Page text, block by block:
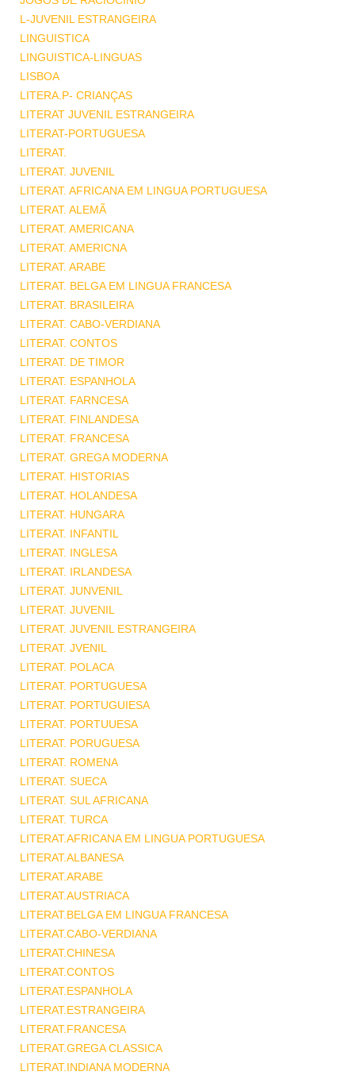
L-JUVENIL ESTRANGEIRA
LINGUISTICA
LINGUISTICA-LINGUAS
LISBOA
LITERA.P- CRIANÇAS
LITERAT JUVENIL ESTRANGEIRA
LITERAT-PORTUGUESA
LITERAT.
LITERAT. JUVENIL
LITERAT. AFRICANA EM LINGUA PORTUGUESA
LITERAT. ALEMÃ
LITERAT. AMERICANA
LITERAT. AMERICNA
LITERAT. ARABE
LITERAT. BELGA EM LINGUA FRANCESA
LITERAT. BRASILEIRA
LITERAT. CABO-VERDIANA
LITERAT. CONTOS
LITERAT. DE TIMOR
LITERAT. ESPANHOLA
LITERAT. FARNCESA
LITERAT. FINLANDESA
LITERAT. FRANCESA
LITERAT. GREGA MODERNA
LITERAT. HISTORIAS
LITERAT. HOLANDESA
LITERAT. HUNGARA
LITERAT. INFANTIL
LITERAT. INGLESA
LITERAT. IRLANDESA
LITERAT. JUNVENIL
LITERAT. JUVENIL
LITERAT. JUVENIL ESTRANGEIRA
LITERAT. JVENIL
LITERAT. POLACA
LITERAT. PORTUGUESA
LITERAT. PORTUGUIESA
LITERAT. PORTUUESA
LITERAT. PORUGUESA
LITERAT. ROMENA
LITERAT. SUECA
LITERAT. SUL AFRICANA
LITERAT. TURCA
LITERAT.AFRICANA EM LINGUA PORTUGUESA
LITERAT.ALBANESA
LITERAT.ARABE
LITERAT.AUSTRIACA
LITERAT.BELGA EM LINGUA FRANCESA
LITERAT.CABO-VERDIANA
LITERAT.CHINESA
LITERAT.CONTOS
LITERAT.ESPANHOLA
LITERAT.ESTRANGEIRA
LITERAT.FRANCESA
LITERAT.GREGA CLASSICA
LITERAT.INDIANA MODERNA